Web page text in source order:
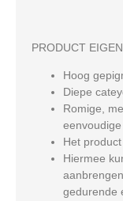
PRODUCT
Hoog
Diepe
Romige,
Het
Hiermee
gedurende